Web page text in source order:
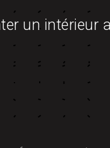
un intérieur